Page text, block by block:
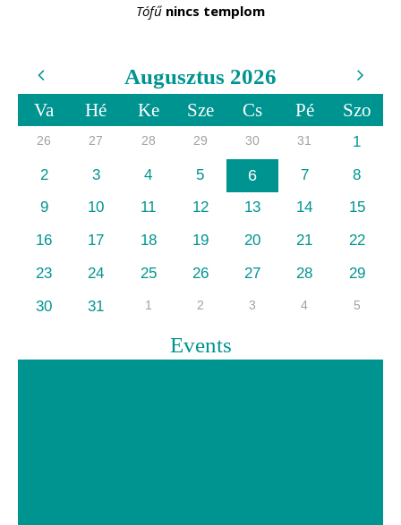
Tófű nincs templom
Augusztus 2026
Va Hé Ke Sze Cs Pé Szo
26 27 28 29 30 31
1
2
3 4 5 6 7
8
9
10 11 12 13 14
15
16
17 18 19 20 21
22
23
24 25 26 27 28
29
30
31 1 2 3 4 5
Events